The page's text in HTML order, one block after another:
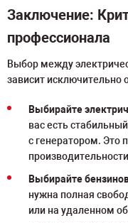
Заключение:
профессионала
Выбор между
зависит исключительно
Выбирайте
вас есть
с генератором. Это
Выбирайте
нужна полная
или на удаленном